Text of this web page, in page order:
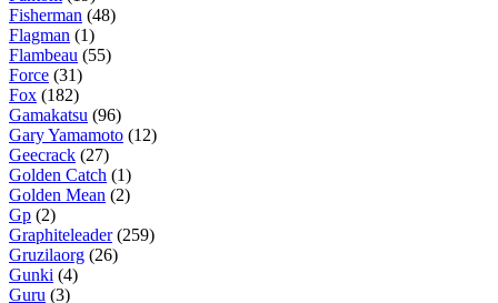
Fisherman (48)
Flagman (1)
Flambeau (55)
Force (31)
Fox (182)
Gamakatsu (96)
Gary Yamamoto (12)
Geecrack (27)
Golden Catch (1)
Golden Mean (2)
Gp (2)
Graphiteleader(259)
Gruzilaorg (26)
Gunki (4)
Guru (3)